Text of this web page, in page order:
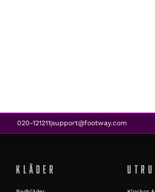
020-121211|support@footway.com
KLÄDER